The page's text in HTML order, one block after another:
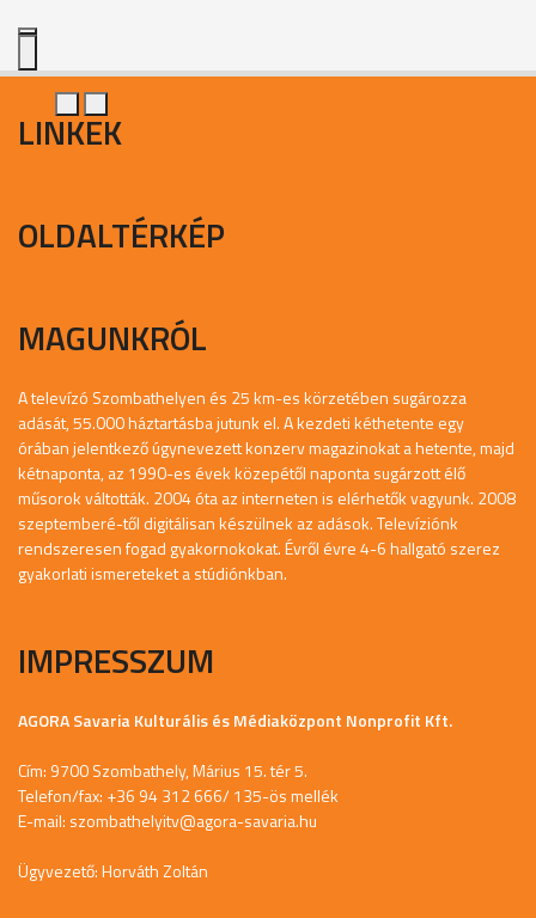
LINKEK
OLDALTÉRKÉP
MAGUNKRÓL
A televízó Szombathelyen és 25 km-es körzetében sugározza
adását, 55.000 háztartásba jutunk el. A kezdeti kéthetente egy
órában jelentkező úgynevezett konzerv magazinokat a hetente, majd
kétnaponta, az 1990-es évek közepétől naponta sugárzott élő
műsorok váltották. 2004 óta az interneten is elérhetők vagyunk. 2008
szeptemberé-től digitálisan készülnek az adások. Televíziónk
rendszeresen fogad gyakornokokat. Évről évre 4-6 hallgató szerez
gyakorlati ismereteket a stúdiónkban.
IMPRESSZUM
AGORA Savaria Kulturális és Médiaközpont Nonprofit Kft.
Cím: 9700 Szombathely, Márius 15. tér 5.
Telefon/fax: +36 94 312 666/ 135-ös mellék
E-mail: szombathelyitv@agora-savaria.hu
Ügyvezető: Horváth Zoltán